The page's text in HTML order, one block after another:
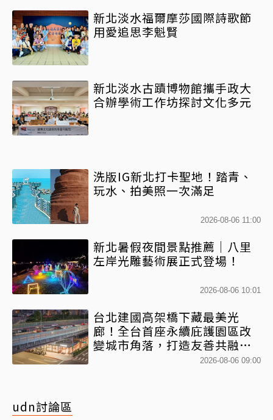
新北淡水福爾摩莎國際詩歌節
用愛追思李魁賢
新北淡水古蹟博物館攜手政大
合辦學術工作坊探討文化多元
洗版IG新北打卡聖地！踏青、
玩水、拍美照一次滿足
2026-08-06 11:00
新北暑假夜間景點推薦｜八里
左岸光雕藝術展正式登場！
2026-08-06 10:01
台北建國高架橋下藏最美光
廊！全台首座永續庇護園區改
變城市角落，打造友善共融新
2026-08-06 09:00
udn討論區